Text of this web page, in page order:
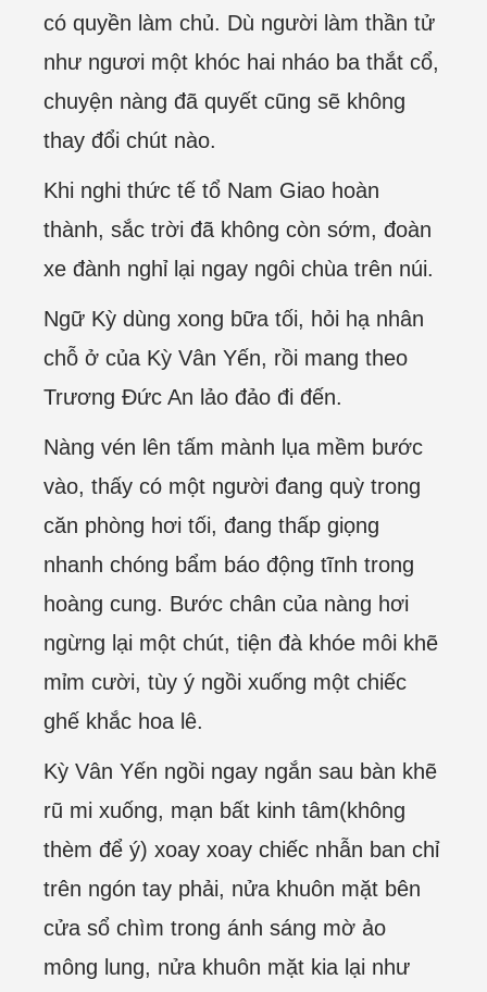
có quyền làm chủ. Dù người làm thần tử
như ngươi một khóc hai nháo ba thắt cổ,
chuyện nàng đã quyết cũng sẽ không
thay đổi chút nào.
Khi nghi thức tế tổ Nam Giao hoàn
thành, sắc trời đã không còn sớm, đoàn
xe đành nghỉ lại ngay ngôi chùa trên núi.
Ngữ Kỳ dùng xong bữa tối, hỏi hạ nhân
chỗ ở của Kỳ Vân Yến, rồi mang theo
Trương Đức An lảo đảo đi đến.
Nàng vén lên tấm mành lụa mềm bước
vào, thấy có một người đang quỳ trong
căn phòng hơi tối, đang thấp giọng
nhanh chóng bẩm báo động tĩnh trong
hoàng cung. Bước chân của nàng hơi
ngừng lại một chút, tiện đà khóe môi khẽ
mỉm cười, tùy ý ngồi xuống một chiếc
ghế khắc hoa lê.
Kỳ Vân Yến ngồi ngay ngắn sau bàn khẽ
rũ mi xuống, mạn bất kinh tâm(không
thèm để ý) xoay xoay chiếc nhẫn ban chỉ
trên ngón tay phải, nửa khuôn mặt bên
cửa sổ chìm trong ánh sáng mờ ảo
mông lung, nửa khuôn mặt kia lại như